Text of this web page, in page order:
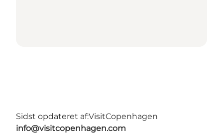
Sidst opdateret af:VisitCopenhagen
info@visitcopenhagen.com